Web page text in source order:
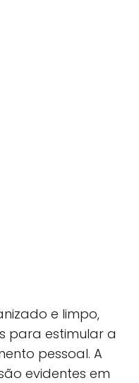
e limpo,
para estimular a
pessoal. A
evidentes em